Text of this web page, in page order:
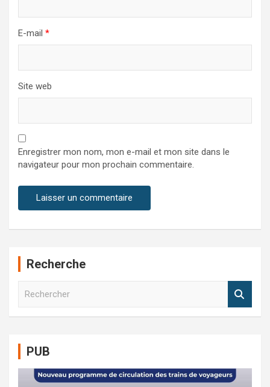
E-mail *
Site web
Enregistrer mon nom, mon e-mail et mon site dans le
navigateur pour mon prochain commentaire.
Recherche
PUB